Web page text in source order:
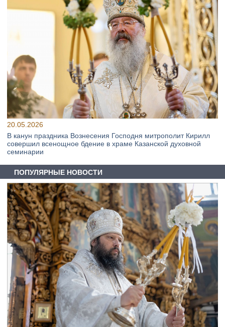
20.05.2026
В канун праздника Вознесения Господня митрополит Кирилл
совершил всенощное бдение в храме Казанской духовной
семинарии
ПОПУЛЯРНЫЕ НОВОСТИ